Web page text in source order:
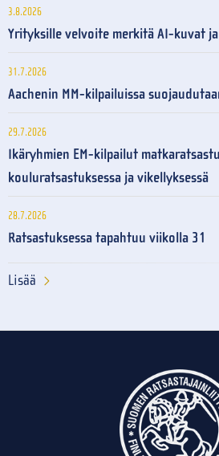
3.8.2026
Yrityksille velvoite merkitä AI-kuvat
31.7.2026
Aachenin MM-kilpailuissa
29.7.2026
Ikäryhmien EM-kilpailut
kouluratsastuksessa ja vikellyksessä
28.7.2026
Ratsastuksessa tapahtuu viikolla 31
Lisää